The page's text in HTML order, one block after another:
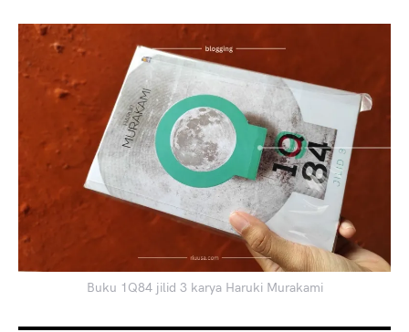
Buku 1Q84 jilid 3 karya Haruki Murakami